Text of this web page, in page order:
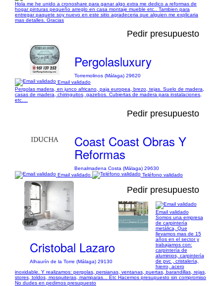
Hola me he unido a cronoshare para ganar algo extra me dedico a reformas de
hogar pinturas pequeño arreglo en casa montaje mueble etc.. Tambien para
entregar paquete soy nuevo en este sitio agradeceria que alguien me explicaria
mas detalles. Gracias
Pedir presupuesto
Pergolasluxury
Torremolinos (Málaga) 29620
Email validado
Pergolas madera, en junco africano, paja europea, brezo, tejas. Suelo de madera,
casas de madera, chiringuitos, gazebos. Cubiertas de madera para instalaciones,
etc....
Pedir presupuesto
Coast Coast Obras Y
Reformas
Benalmadena Costa (Málaga) 29630
Email validado
Teléfono validado
1/1
Pedir presupuesto
Cristobal Lazaro
Alhaurín de la Torre (Málaga) 29130
Email validado
Somos una empresa
de carpintería
metálica, Que
llevamos mas de 15
años en el sector y
trabajamos con:
carpintería de
aluminios, carpintería
de pvc , cristalería,
hierro, acero
inoxidable. Y realizamos: pergolas, persianas, ventanas, puertas, barandillas, rejas,
stores, toldos, mosquiteras, mamparas... Etc Hacemos presupuesto sin compromiso
No dudes en pedirnos presupuesto